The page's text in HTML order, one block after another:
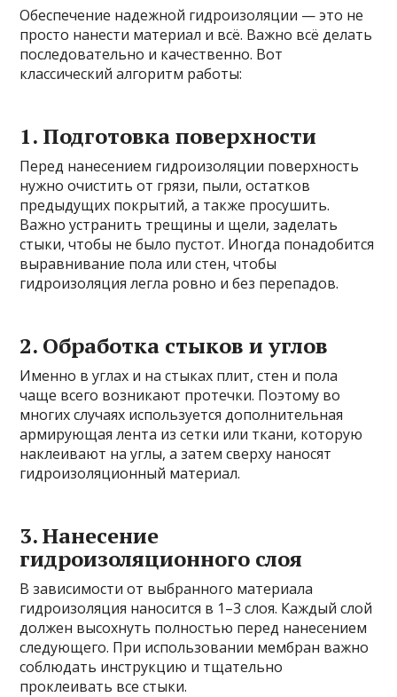
Обеспечение надежной гидроизоляции — это не
просто нанести материал и всё. Важно всё делать
последовательно и качественно. Вот
классический алгоритм работы:
1. Подготовка поверхности
Перед нанесением гидроизоляции поверхность
нужно очистить от грязи, пыли, остатков
предыдущих покрытий, а также просушить.
Важно устранить трещины и щели, заделать
стыки, чтобы не было пустот. Иногда понадобится
выравнивание пола или стен, чтобы
гидроизоляция легла ровно и без перепадов.
2. Обработка стыков и углов
Именно в углах и на стыках плит, стен и пола
чаще всего возникают протечки. Поэтому во
многих случаях используется дополнительная
армирующая лента из сетки или ткани, которую
наклеивают на углы, а затем сверху наносят
гидроизоляционный материал.
3. Нанесение
гидроизоляционного слоя
В зависимости от выбранного материала
гидроизоляция наносится в 1–3 слоя. Каждый слой
должен высохнуть полностью перед нанесением
следующего. При использовании мембран важно
соблюдать инструкцию и тщательно
проклеивать все стыки.